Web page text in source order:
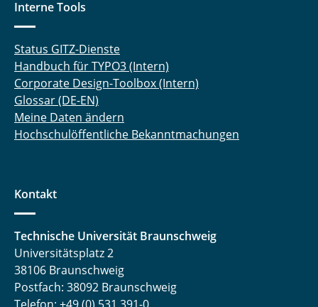
Dr. Nathiya Kalidas
Dr.-Ing. Ingo Kampen
Erik Kariger
Rezvan Karimi, M. Sc.
Dr. Miriam Khodeir
Fabisch Kilonzi, M. Sc.
Ben Kohlhaas, Apotheker
Alexander Krause, M. Sc.
Interne Tools
Status GITZ-Dienste
Handbuch für TYPO3 (Intern)
Corporate Design-Toolbox (Intern)
Glossar (DE-EN)
Meine Daten ändern
Hochschulöffentliche Bekanntmachungen
Kontakt
Technische Universität Braunschweig
Universitätsplatz 2
38106 Braunschweig
Postfach: 38092 Braunschweig